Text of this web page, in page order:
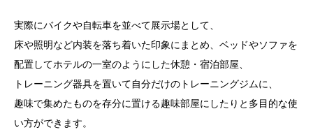
実際にバイクや自転車を並べて展示場として、
床や照明など内装を落ち着いた印象にまとめ、ベッドやソファを
配置してホテルの一室のようにした休憩・宿泊部屋、
トレーニング器具を置いて自分だけのトレーニングジムに、
趣味で集めたものを存分に置ける趣味部屋にしたりと多目的な使
い方ができます。